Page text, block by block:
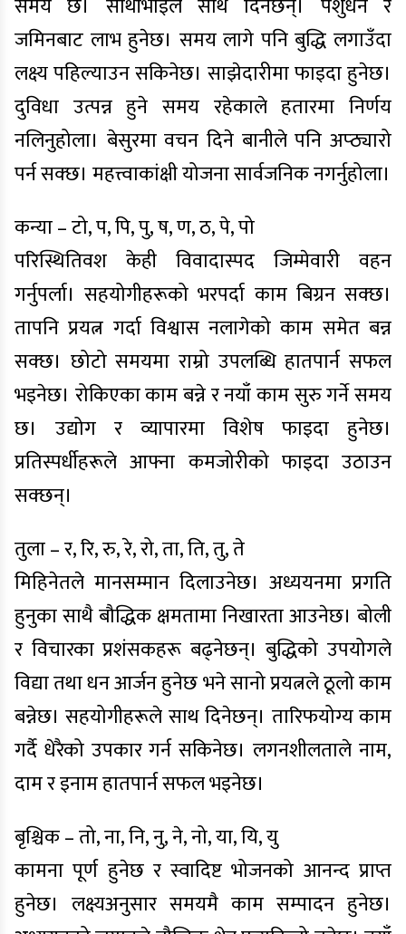
समय छ। साथीभाइले साथ दिनेछन्। पशुधन र
जमिनबाट लाभ हुनेछ। समय लागे पनि बुद्धि लगाउँदा
लक्ष्य पहिल्याउन सकिनेछ। साझेदारीमा फाइदा हुनेछ।
दुविधा उत्पन्न हुने समय रहेकाले हतारमा निर्णय
नलिनुहोला। बेसुरमा वचन दिने बानीले पनि अप्ठ्यारो
पर्न सक्छ। महत्त्वाकांक्षी योजना सार्वजनिक नगर्नुहोला।
कन्या – टो, प, पि, पु, ष, ण, ठ, पे, पो
परिस्थितिवश केही विवादास्पद जिम्मेवारी वहन
गर्नुपर्ला। सहयोगीहरूको भरपर्दा काम बिग्रन सक्छ।
तापनि प्रयत्न गर्दा विश्वास नलागेको काम समेत बन्न
सक्छ। छोटो समयमा राम्रो उपलब्धि हातपार्न सफल
भइनेछ। रोकिएका काम बन्ने र नयाँ काम सुरु गर्ने समय
छ। उद्योग र व्यापारमा विशेष फाइदा हुनेछ।
प्रतिस्पर्धीहरूले आफ्ना कमजोरीको फाइदा उठाउन
सक्छन्।
तुला – र, रि, रु, रे, रो, ता, ति, तु, ते
मिहिनेतले मानसम्मान दिलाउनेछ। अध्ययनमा प्रगति
हुनुका साथै बौद्धिक क्षमतामा निखारता आउनेछ। बोली
र विचारका प्रशंसकहरू बढ्नेछन्। बुद्धिको उपयोगले
विद्या तथा धन आर्जन हुनेछ भने सानो प्रयत्नले ठूलो काम
बन्नेछ। सहयोगीहरूले साथ दिनेछन्। तारिफयोग्य काम
गर्दै धेरैको उपकार गर्न सकिनेछ। लगनशीलताले नाम,
दाम र इनाम हातपार्न सफल भइनेछ।
बृश्चिक – तो, ना, नि, नु, ने, नो, या, यि, यु
कामना पूर्ण हुनेछ र स्वादिष्ट भोजनको आनन्द प्राप्त
हुनेछ। लक्ष्यअनुसार समयमै काम सम्पादन हुनेछ।